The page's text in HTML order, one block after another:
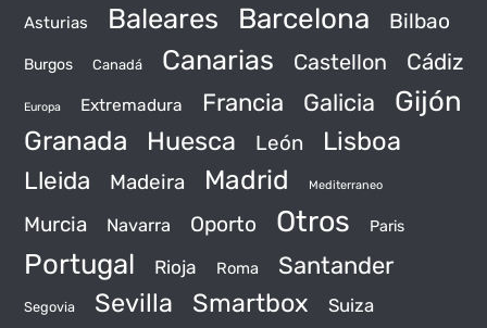
Asturias Baleares Barcelona Bilbao
Burgos Canadá Canarias Castellon Cádiz
Europa Extremadura Francia Galicia Gijón
Granada Huesca León Lisboa
Lleida Madeira Madrid Mediterraneo
Murcia Navarra Oporto Otros Paris
Portugal Rioja Roma Santander
Segovia Sevilla Smartbox Suiza